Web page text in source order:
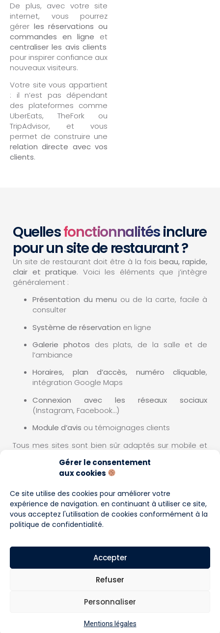
Gérer le consentement
aux cookies
Ce site utilise des cookies pour améliorer votre
expérience de navigation. en continuant à utiliser ce site,
vous acceptez l'utilisation de cookies conformément à la
politique de confidentialité.
Accepter
Refuser
Personnaliser
Mentions légales
De plus, avec votre site
internet, vous pourrez
gérer les réservations ou
commandes en ligne et
centraliser les avis clients
pour inspirer confiance aux
nouveaux visiteurs.
Votre site vous appartient
: il n’est pas dépendant
des plateformes comme
UberEats, TheFork ou
TripAdvisor, et vous
permet de construire une
relation directe avec vos
clients.
Quellesfonctionnalitésinclure
pour un site de restaurant ?
Un site de restaurant doit être à la fois beau, rapide,
clair et pratique. Voici les éléments que j’intègre
généralement :
Présentation du menu ou de la carte, facile à
consulter
Système de réservation en ligne
Galerie photos des plats, de la salle et de
l’ambiance
Horaires, plan d’accès, numéro cliquable,
intégration Google Maps
Connexion avec les réseaux sociaux
(Instagram, Facebook…)
Module d’avis ou témoignages clients
Tous mes sites sont bien sûr adaptés sur mobile et
la réservation ou la visite.